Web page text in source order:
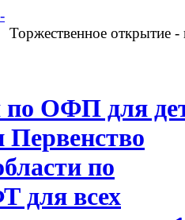
Торжественное открытие -
по ОФП для
по
для всех